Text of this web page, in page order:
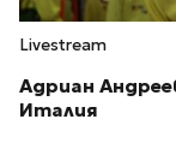
Livestream
Адриан
Италия